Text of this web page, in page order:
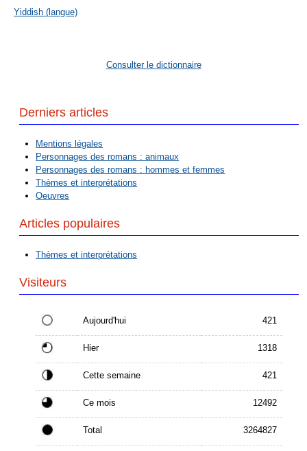
Yiddish (langue)
Consulter le dictionnaire
Derniers articles
Mentions légales
Personnages des romans : animaux
Personnages des romans : hommes et femmes
Thèmes et interprétations
Oeuvres
Articles populaires
Thèmes et interprétations
Visiteurs
Aujourd'hui 421
Hier 1318
Cette semaine 421
Ce mois 12492
Total 3264827